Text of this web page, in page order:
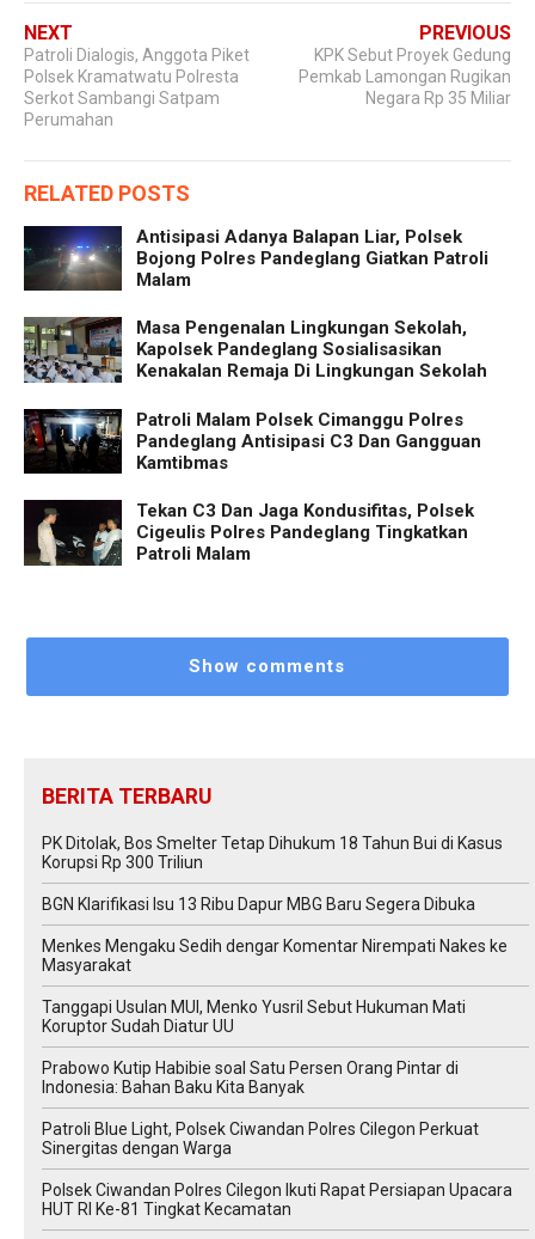
NEXT
Patroli Dialogis, Anggota Piket
Polsek Kramatwatu Polresta
Serkot Sambangi Satpam
Perumahan
PREVIOUS
KPK Sebut Proyek Gedung
Pemkab Lamongan Rugikan
Negara Rp 35 Miliar
RELATED POSTS
Antisipasi Adanya Balapan Liar, Polsek
Bojong Polres Pandeglang Giatkan Patroli
Malam
Masa Pengenalan Lingkungan Sekolah,
Kapolsek Pandeglang Sosialisasikan
Kenakalan Remaja Di Lingkungan Sekolah
Patroli Malam Polsek Cimanggu Polres
Pandeglang Antisipasi C3 Dan Gangguan
Kamtibmas
Tekan C3 Dan Jaga Kondusifitas, Polsek
Cigeulis Polres Pandeglang Tingkatkan
Patroli Malam
Show comments
BERITA TERBARU
PK Ditolak, Bos Smelter Tetap Dihukum 18 Tahun Bui di Kasus
Korupsi Rp 300 Triliun
BGN Klarifikasi Isu 13 Ribu Dapur MBG Baru Segera Dibuka
Menkes Mengaku Sedih dengar Komentar Nirempati Nakes ke
Masyarakat
Tanggapi Usulan MUI, Menko Yusril Sebut Hukuman Mati
Koruptor Sudah Diatur UU
Prabowo Kutip Habibie soal Satu Persen Orang Pintar di
Indonesia: Bahan Baku Kita Banyak
Patroli Blue Light, Polsek Ciwandan Polres Cilegon Perkuat
Sinergitas dengan Warga
Polsek Ciwandan Polres Cilegon Ikuti Rapat Persiapan Upacara
HUT RI Ke-81 Tingkat Kecamatan